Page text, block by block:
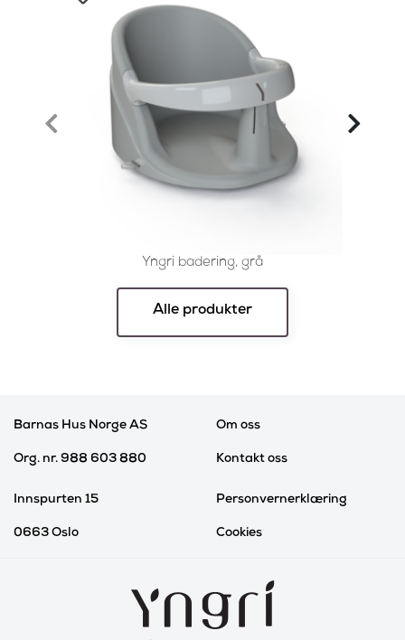
Yngri badering, grå
Alle produkter
Barnas Hus Norge AS
Org. nr. 988 603 880
Innspurten 15
0663 Oslo
Om oss
Kontakt oss
Personvernerklæring
Cookies